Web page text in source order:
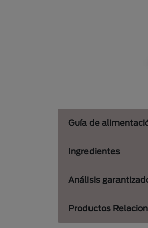
Guía de
Ingredientes
Análisis
Productos